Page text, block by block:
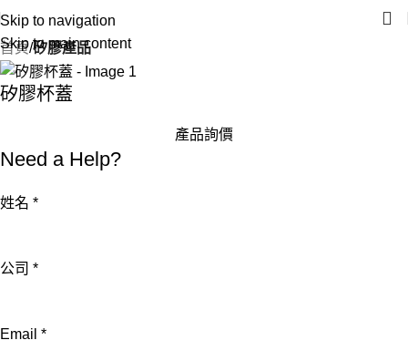
Skip to navigation
Skip to main content
首頁 矽膠產品
矽膠杯蓋
產品詢價
Need a Help?
姓名 *
公司 *
公
Email *